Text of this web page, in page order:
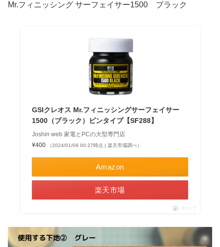
Mr.フィニッシング サーフェイサー1500 ブラック
GSIクレオス Mr.フィニッシングサーフェイサー
1500（ブラック）ビンタイプ【SF288】
Joshin web 家電とPCの大型専門店
¥400
（2024/01/09 00:27時点 | 楽天市場調べ）
Amazon
楽天市場
ポチップ